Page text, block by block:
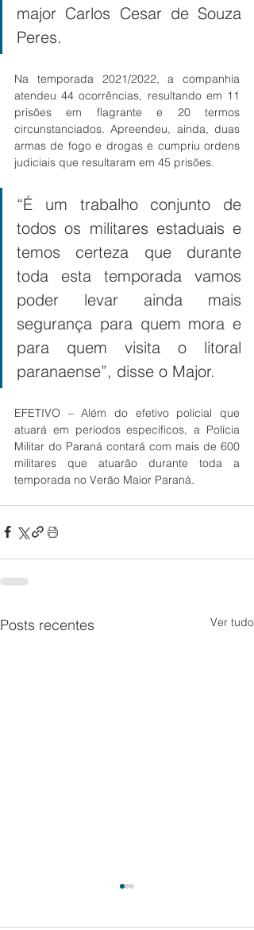
major Carlos Cesar de Souza
Peres.
Na temporada 2021/2022, a companhia
atendeu 44 ocorrências, resultando em 11
prisões em flagrante e 20 termos
circunstanciados. Apreendeu, ainda, duas
armas de fogo e drogas e cumpriu ordens
judiciais que resultaram em 45 prisões.
“É um trabalho conjunto de
todos os militares estaduais e
temos certeza que durante
toda esta temporada vamos
poder levar ainda mais
segurança para quem mora e
para quem visita o litoral
paranaense”, disse o Major.
EFETIVO – Além do efetivo policial que
atuará em períodos específicos, a Polícia
Militar do Paraná contará com mais de 600
militares que atuarão durante toda a
temporada no Verão Maior Paraná.
Posts recentes Ver tudo